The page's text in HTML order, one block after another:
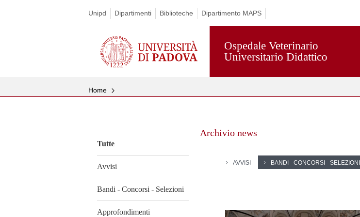
Unipd Dipartimenti Biblioteche Dipartimento MAPS
Ospedale Veterinario
Universitario Didattico
Home
Tutte
Avvisi
Bandi - Concorsi - Selezioni
Approfondimenti
Archivio news
AVVISI BANDI - CONCORSI - SELEZIONI